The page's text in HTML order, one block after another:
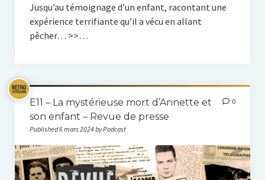
Jusqu’au témoignage d’un enfant, racontant une
expérience terrifiante qu’il a vécu en allant
pêcher… >>…
E11 – La mystérieuse mort d’Annette et
son enfant – Revue de presse
Published 6 mars 2024 by Podcast
0